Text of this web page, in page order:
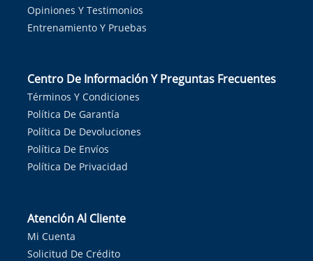
Opiniones Y Testimonios
Entrenamiento Y Pruebas
Centro De Información Y Preguntas Frecuentes
Términos Y Condiciones
Política De Garantía
Política De Devoluciones
Política De Envíos
Política De Privacidad
Atención Al Cliente
Mi Cuenta
Solicitud De Crédito